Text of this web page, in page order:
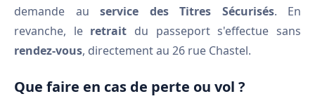
demande au service des Titres Sécurisés. En
revanche, le retrait du passeport s'effectue sans
rendez-vous, directement au 26 rue Chastel.
Que faire en cas de perte ou vol ?